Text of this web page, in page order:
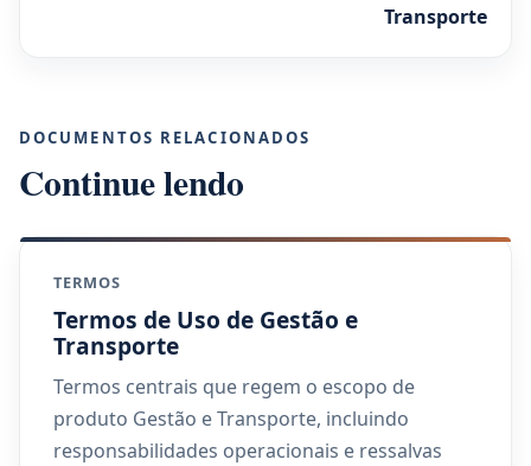
Transporte
DOCUMENTOS RELACIONADOS
Continue lendo
TERMOS
Termos de Uso de Gestão e
Transporte
Termos centrais que regem o escopo de
produto Gestão e Transporte, incluindo
responsabilidades operacionais e ressalvas